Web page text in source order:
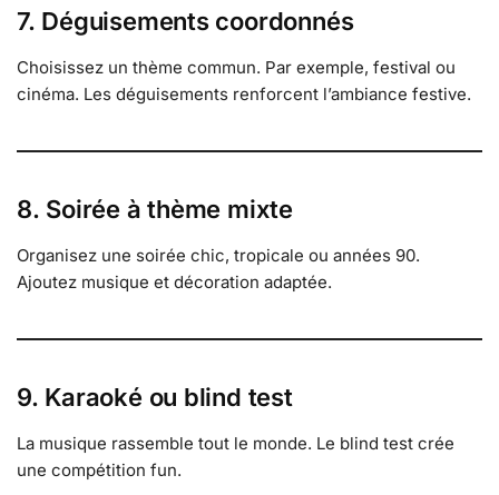
7. Déguisements coordonnés
Choisissez un thème commun. Par exemple, festival ou
cinéma. Les déguisements renforcent l’ambiance festive.
8. Soirée à thème mixte
Organisez une soirée chic, tropicale ou années 90.
Ajoutez musique et décoration adaptée.
9. Karaoké ou blind test
La musique rassemble tout le monde. Le blind test crée
une compétition fun.